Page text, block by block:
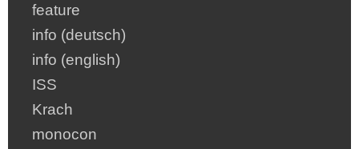
feature
info (deutsch)
info (english)
ISS
Krach
monocon